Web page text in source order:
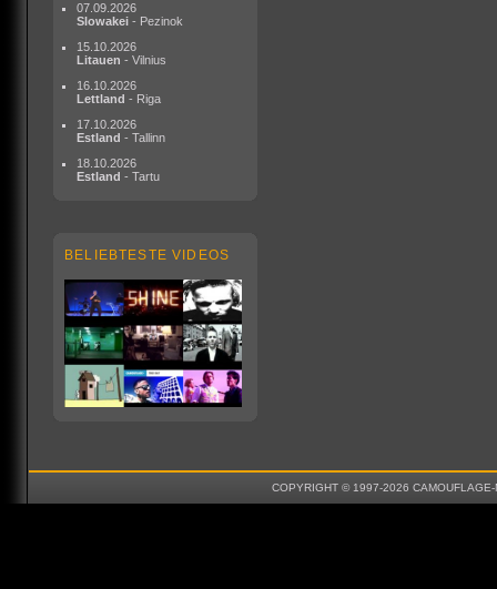
07.09.2026
Slowakei - Pezinok
15.10.2026
Litauen - Vilnius
16.10.2026
Lettland - Riga
17.10.2026
Estland - Tallinn
18.10.2026
Estland - Tartu
BELIEBTESTE VIDEOS
COPYRIGHT © 1997-2026 CAMOUFLAGE-